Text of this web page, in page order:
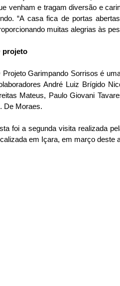
venham e tragam diversão e
“A casa fica de portas
muitas alegrias às
projeto
Projeto Garimpando Sorrisos é
André Luiz Brígido
Mateus, Paulo Giovani
De Moraes.
foi a segunda visita realizada
em Içara, em março deste